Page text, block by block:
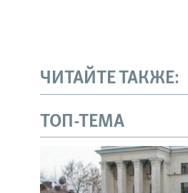
ЧИТАЙТЕ ТАКЖЕ:
ТОП-ТЕМА